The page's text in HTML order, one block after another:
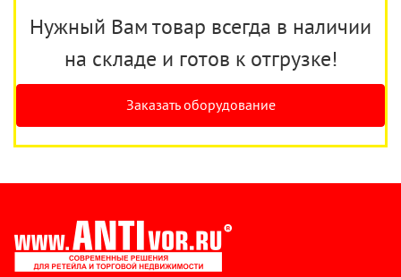
Нужный Вам товар всегда в наличии
на складе и готов к отгрузке!
Заказать оборудование